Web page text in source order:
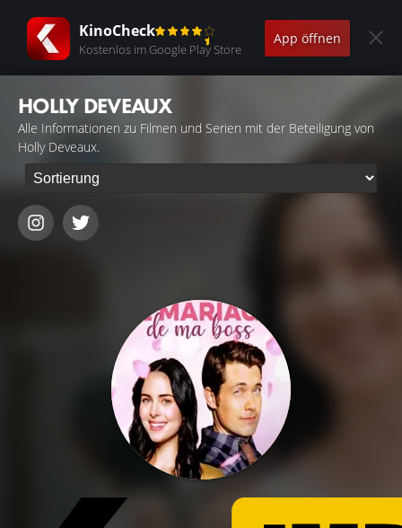
KinoCheck
Kostenlos im Google Play Store
App öffnen
HOLLY DEVEAUX
Alle Informationen zu Filmen und Serien mit der Beteiligung von
Holly Deveaux.